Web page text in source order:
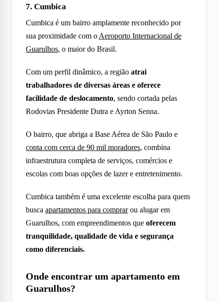
7. Cumbica
Cumbica é um bairro amplamente reconhecido por
sua proximidade com o Aeroporto Internacional de
Guarulhos, o maior do Brasil.
Com um perfil dinâmico, a região atrai
trabalhadores de diversas áreas e oferece
facilidade de deslocamento, sendo cortada pelas
Rodovias Presidente Dutra e Ayrton Senna.
O bairro, que abriga a Base Aérea de São Paulo e
conta com cerca de 90 mil moradores, combina
infraestrutura completa de serviços, comércios e
escolas com boas opções de lazer e entretenimento.
Cumbica também é uma excelente escolha para quem
busca apartamentos para comprarou alugar em
Guarulhos, com empreendimentos que oferecem
tranquilidade, qualidade de vida e segurança
como diferenciais.
Onde encontrar um apartamento em
Guarulhos?